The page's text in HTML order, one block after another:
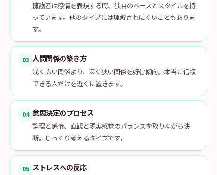
擁護者は感情を表現する時、独自のペースとスタイルを持
っています。他のタイプには理解されにくいこともありま
す。
03 人間関係の築き方
浅く広い関係より、深く狭い関係を好む傾向。本当に信頼
できる人だけを近くに置きます。
04 意思決定のプロセス
論理と感情、直観と現実感覚のバランスを取りながら決
断。じっくり考えるタイプです。
05 ストレスへの反応